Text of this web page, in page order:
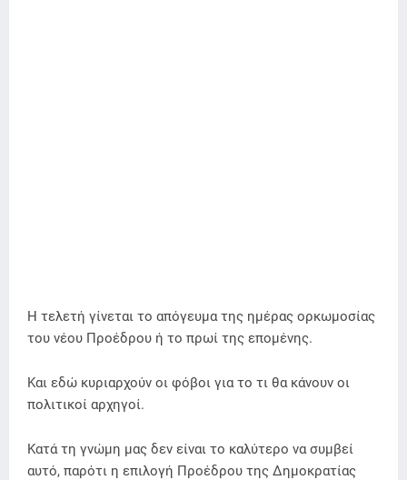
Η τελετή γίνεται το απόγευμα της ημέρας ορκωμοσίας
του νέου Προέδρου ή το πρωί της επομένης.
Και εδώ κυριαρχούν οι φόβοι για το τι θα κάνουν οι
πολιτικοί αρχηγοί.
Κατά τη γνώμη μας δεν είναι το καλύτερο να συμβεί
αυτό, παρότι η επιλογή Προέδρου της Δημοκρατίας